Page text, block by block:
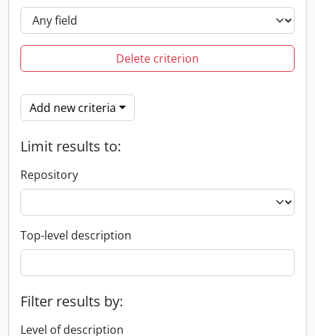
Delete criterion
Add new criteria
Limit results to:
Repository
Top-level description
Filter results by:
Level of description